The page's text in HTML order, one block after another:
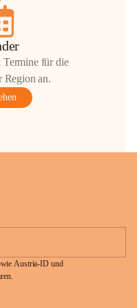
Termine für die
Region an.
Austria-ID und